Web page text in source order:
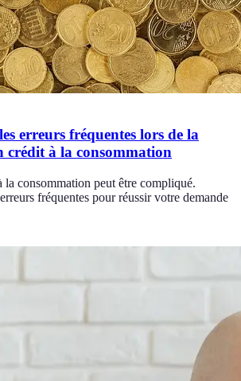
erreurs fréquentes lors de la
crédit à la consommation
la consommation peut être compliqué.
fréquentes pour réussir votre demande